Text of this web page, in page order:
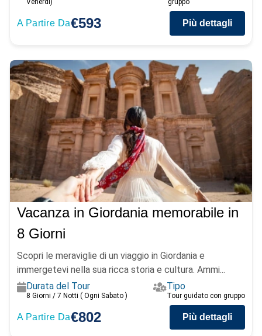
A Partire Da€593 Più dettagli
Vacanza in Giordania memorabile in
8 Giorni
Scopri le meraviglie di un viaggio in Giordania e
immergetevi nella sua ricca storia e cultura. Ammi...
Durata del Tour
8 Giorni / 7 Notti ( Ogni Sabato )
Tipo
Tour guidato con gruppo
A Partire Da€802 Più dettagli